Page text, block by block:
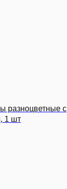
разноцветные с
1 шт